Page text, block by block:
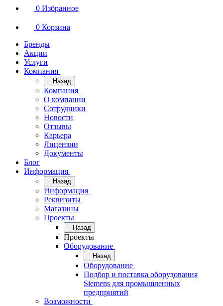
0 Избранное
0 Корзина
Бренды
Акции
Услуги
Компания
Назад
Компания
О компании
Сотрудники
Новости
Отзывы
Карьера
Лицензии
Документы
Блог
Информация
Назад
Информация
Реквизиты
Магазины
Проекты
Назад
Проекты
Оборудование
Назад
Оборудование
Подбор и поставка оборудования
Siemens для промышленных
предприятий
Возможности